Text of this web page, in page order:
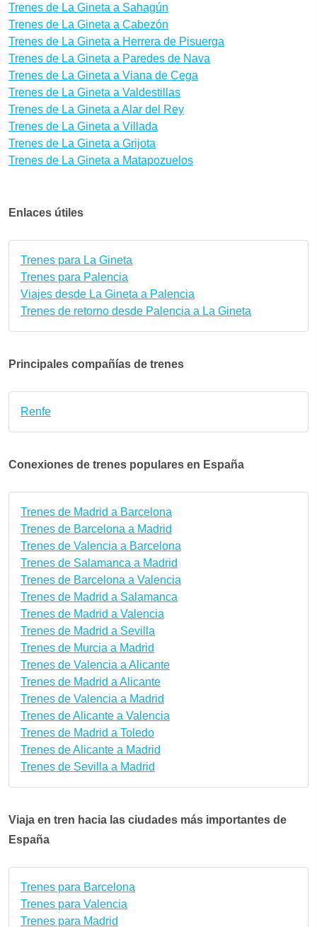
Trenes de La Gineta a Sahagún
Trenes de La Gineta a Cabezón
Trenes de La Gineta a Herrera de Pisuerga
Trenes de La Gineta a Paredes de Nava
Trenes de La Gineta a Viana de Cega
Trenes de La Gineta a Valdestillas
Trenes de La Gineta a Alar del Rey
Trenes de La Gineta a Villada
Trenes de La Gineta a Grijota
Trenes de La Gineta a Matapozuelos
Enlaces útiles
Trenes para La Gineta
Trenes para Palencia
Viajes desde La Gineta a Palencia
Trenes de retorno desde Palencia a La Gineta
Principales compañías de trenes
Renfe
Conexiones de trenes populares en España
Trenes de Madrid a Barcelona
Trenes de Barcelona a Madrid
Trenes de Valencia a Barcelona
Trenes de Salamanca a Madrid
Trenes de Barcelona a Valencia
Trenes de Madrid a Salamanca
Trenes de Madrid a Valencia
Trenes de Madrid a Sevilla
Trenes de Murcia a Madrid
Trenes de Valencia a Alicante
Trenes de Madrid a Alicante
Trenes de Valencia a Madrid
Trenes de Alicante a Valencia
Trenes de Madrid a Toledo
Trenes de Alicante a Madrid
Trenes de Sevilla a Madrid
Viaja en tren hacia las ciudades más importantes de
España
Trenes para Barcelona
Trenes para Valencia
Trenes para Madrid